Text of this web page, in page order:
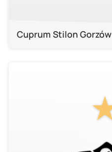
Cuprum Stilon Gorzów